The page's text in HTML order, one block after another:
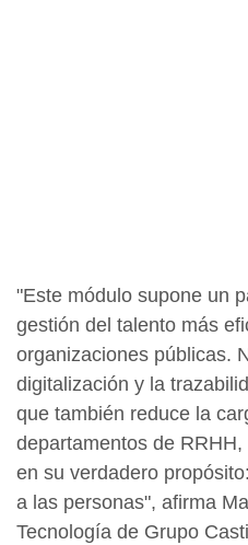
"Este módulo supone un
gestión del talento más
organizaciones públicas.
digitalización y la
que también reduce la
departamentos de
en su verdadero
a las personas", afirma
Tecnología de Grupo